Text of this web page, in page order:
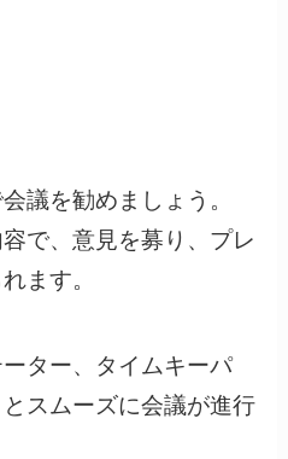
議を勧めましょう。
で、意見を募り、プレ
ます。
ター、タイムキーパ
スムーズに会議が進行